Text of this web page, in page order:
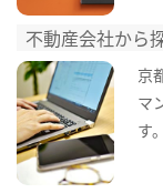
不動産会社から
京
マ
す。